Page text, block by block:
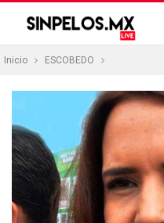
Inicio ESCOBEDO